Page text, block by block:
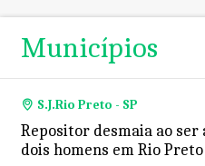
Municípios
S.J.Rio Preto - SP
Repositor desmaia ao
dois homens em Rio Preto